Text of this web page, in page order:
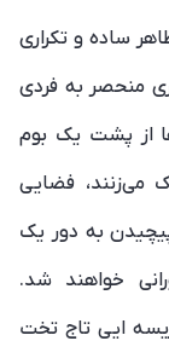
ساده و تکراری
منحصر به فردی
از پشت یک بوم
می‌‌زنند، فضایی
به دور یک
خواهند شد.
ایی تاج تخت